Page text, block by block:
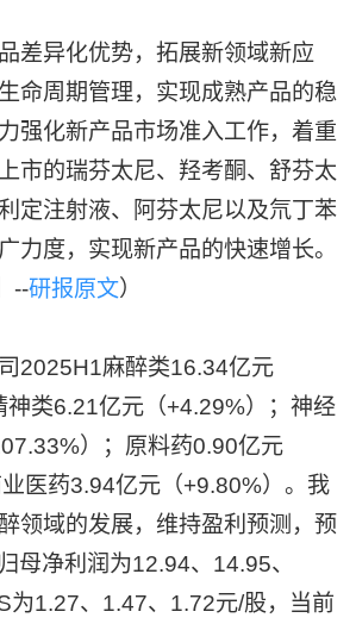
差异化优势，拓展新领域新应
命周期管理，实现成熟产品的稳
强化新产品市场准入工作，着重
市的瑞芬太尼、羟考酮、舒芬太
定注射液、阿芬太尼以及氘丁苯
力度，实现新产品的快速增长。
--研报原文）
2025H1麻醉类16.34亿元
神类6.21亿元（+4.29%）；神经
）；原料药0.90亿元
业医药3.94亿元（+9.80%）。我
领域的发展，维持盈利预测，预
母净利润为12.94、14.95、
为1.27、1.47、1.72元/股，当前